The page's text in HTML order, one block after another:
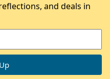
and deals in